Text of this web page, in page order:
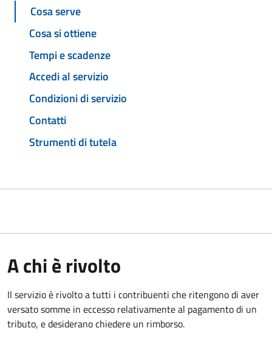
Cosa serve
Cosa si ottiene
Tempi e scadenze
Accedi al servizio
Condizioni di servizio
Contatti
Strumenti di tutela
A chi è rivolto
Il servizio è rivolto a tutti i contribuenti che ritengono di aver
versato somme in eccesso relativamente al pagamento di un
tributo, e desiderano chiedere un rimborso.